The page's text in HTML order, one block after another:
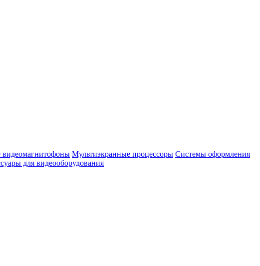
Мультиэкранные процессоры Системы оформления
для видеооборудования